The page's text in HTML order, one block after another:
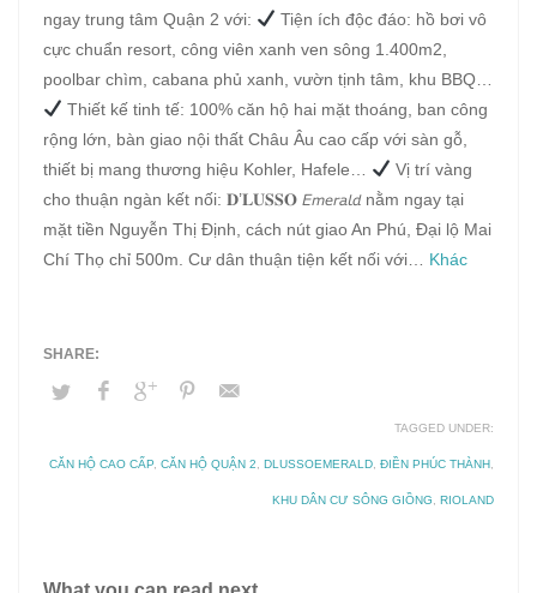
ngay trung tâm Quận 2 với:
Tiện ích độc đáo: hồ bơi vô
cực chuẩn resort, công viên xanh ven sông 1.400m2,
poolbar chìm, cabana phủ xanh, vườn tịnh tâm, khu BBQ…
Thiết kế tinh tế: 100% căn hộ hai mặt thoáng, ban công
rộng lớn, bàn giao nội thất Châu Âu cao cấp với sàn gỗ,
thiết bị mang thương hiệu Kohler, Hafele…
Vị trí vàng
cho thuận ngàn kết nối: 𝐃’𝐋𝐔𝐒𝐒𝐎 𝘌𝘮𝘦𝘳𝘢𝘭𝘥 nằm ngay tại
mặt tiền Nguyễn Thị Định, cách nút giao An Phú, Đại lộ Mai
Chí Thọ chỉ 500m. Cư dân thuận tiện kết nối với… Khác
TAGGED UNDER:
CĂN HỘ CAO CẤP CĂN HỘ QUẬN 2 DLUSSOEMERALD ĐIỀN PHÚC THÀNH
KHU DÂN CƯ SÔNG GIỒNG RIOLAND